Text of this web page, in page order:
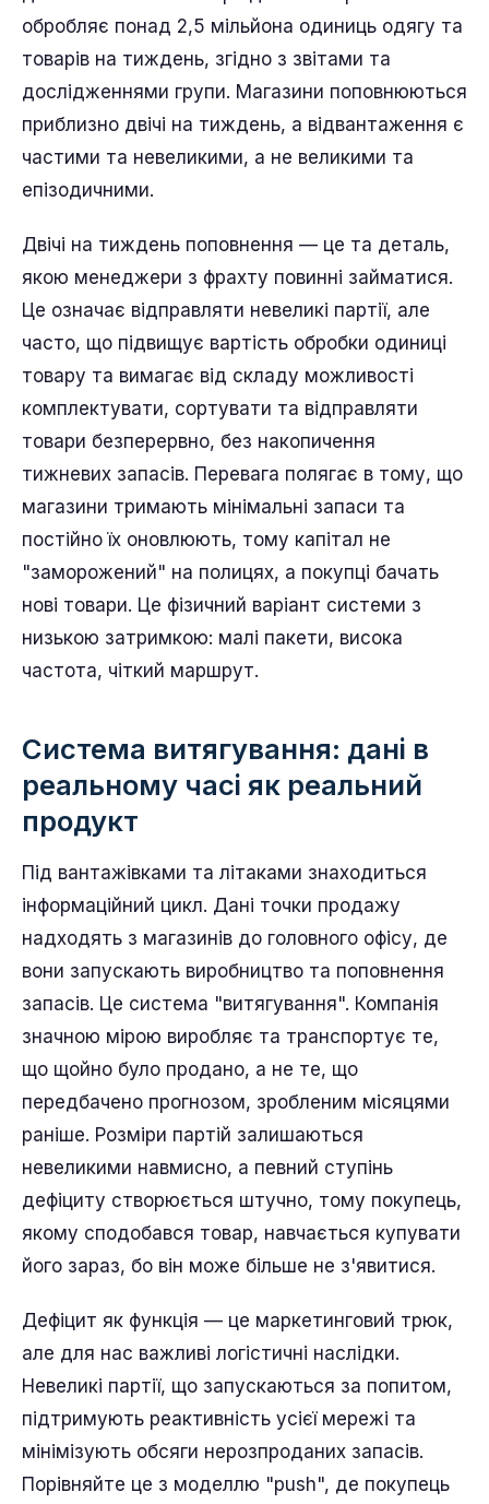
обробляє понад 2,5 мільйона одиниць одягу та
товарів на тиждень, згідно з звітами та
дослідженнями групи. Магазини поповнюються
приблизно двічі на тиждень, а відвантаження є
частими та невеликими, а не великими та
епізодичними.
Двічі на тиждень поповнення — це та деталь,
якою менеджери з фрахту повинні займатися.
Це означає відправляти невеликі партії, але
часто, що підвищує вартість обробки одиниці
товару та вимагає від складу можливості
комплектувати, сортувати та відправляти
товари безперервно, без накопичення
тижневих запасів. Перевага полягає в тому, що
магазини тримають мінімальні запаси та
постійно їх оновлюють, тому капітал не
"заморожений" на полицях, а покупці бачать
нові товари. Це фізичний варіант системи з
низькою затримкою: малі пакети, висока
частота, чіткий маршрут.
Система витягування: дані в
реальному часі як реальний
продукт
Під вантажівками та літаками знаходиться
інформаційний цикл. Дані точки продажу
надходять з магазинів до головного офісу, де
вони запускають виробництво та поповнення
запасів. Це система "витягування". Компанія
значною мірою виробляє та транспортує те,
що щойно було продано, а не те, що
передбачено прогнозом, зробленим місяцями
раніше. Розміри партій залишаються
невеликими навмисно, а певний ступінь
дефіциту створюється штучно, тому покупець,
якому сподобався товар, навчається купувати
його зараз, бо він може більше не з'явитися.
Дефіцит як функція — це маркетинговий трюк,
але для нас важливі логістичні наслідки.
Невеликі партії, що запускаються за попитом,
підтримують реактивність усієї мережі та
мінімізують обсяги нерозпроданих запасів.
Порівняйте це з моделлю "push", де покупець